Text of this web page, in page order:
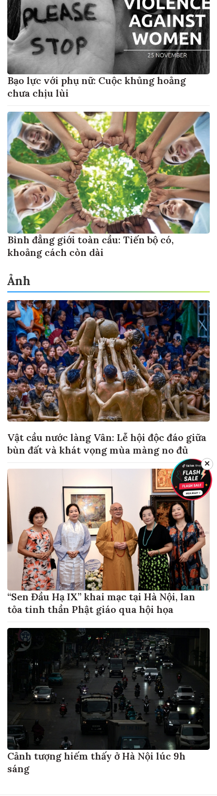
Bạo lực với phụ nữ: Cuộc khủng hoảng
chưa chịu lùi
Bình đẳng giới toàn cầu: Tiến bộ có,
khoảng cách còn dài
Ảnh
Vật cầu nước làng Vân: Lễ hội độc đáo giữa
bùn đất và khát vọng mùa màng no đủ
“Sen Đầu Hạ IX” khai mạc tại Hà Nội, lan
tỏa tinh thần Phật giáo qua hội họa
Cảnh tượng hiếm thấy ở Hà Nội lúc 9h
sáng
✕